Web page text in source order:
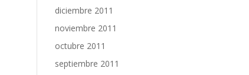
diciembre 2011
noviembre 2011
octubre 2011
septiembre 2011